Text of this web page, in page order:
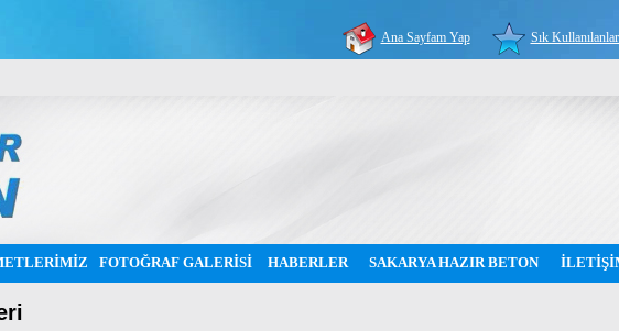
Ana Sayfam Yap Sık
FOTOĞRAF GALERİSİ HABERLER SAKARYA HAZIR BETON